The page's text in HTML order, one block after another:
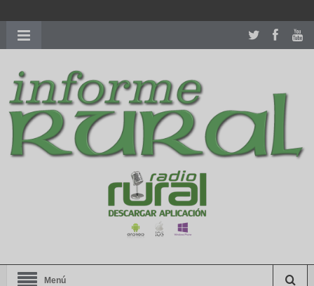
richardmillereplica
women.patekphilippe.tofor sale in usa recognized command with
dining room table ceremony. welcome to our
perfectwatches.is
shop. best youngsexdoll.comwith professional customer
services. 1: 1 design high
https://reallydiamond.com/
Menú